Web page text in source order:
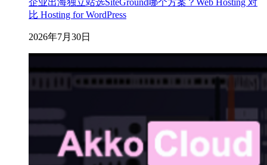
比 Hosting for WordPress
2026年7月30日